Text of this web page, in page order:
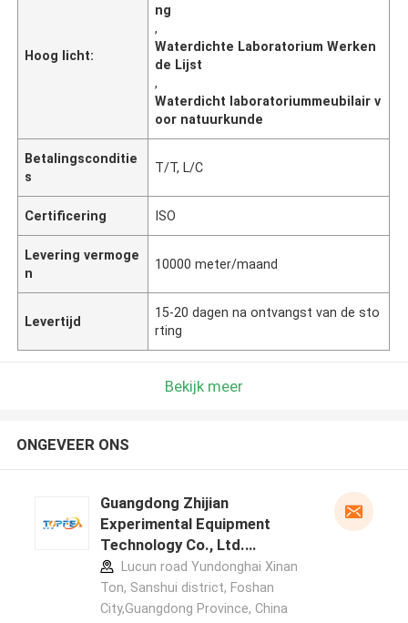
Hoog licht:
ng
,
Waterdichte Laboratorium Werken
de Lijst
,
Waterdicht laboratoriummeubilair v
oor natuurkunde
Betalingsconditie
s
T/T, L/C
Certificering ISO
Levering vermoge
n
10000 meter/maand
Levertijd
15-20 dagen na ontvangst van de sto
rting
Bekijk meer
ONGEVEER ONS
Guangdong Zhijian
Experimental Equipment
Technology Co., Ltd.
fabrikant profiel
Lucun road Yundonghai Xinan
Ton, Sanshui district, Foshan
City,Guangdong Province, China